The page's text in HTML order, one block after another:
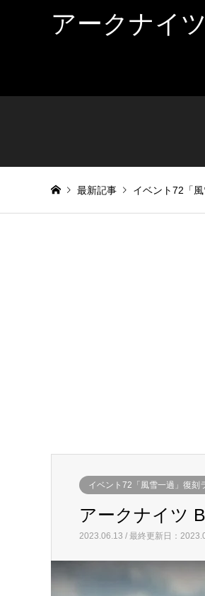
アークナイ
最新記事 イベント72「
イベント72「風雪一過」復刻
アークナイツ
2023.06.13 / 最終更新日：